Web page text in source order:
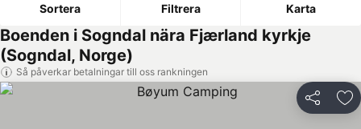
Sortera Filtrera Karta
Boenden i Sogndal nära Fjærland kyrkje
(Sogndal, Norge)
Så påverkar betalningar till oss rankningen
Dela